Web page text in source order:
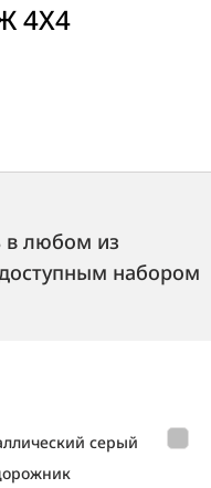
4X4
в любом из
набором
серый